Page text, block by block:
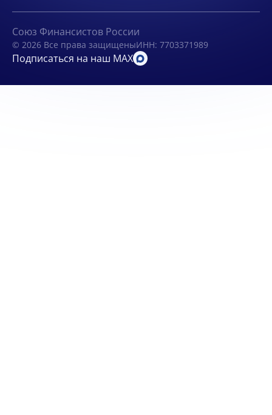
Союз Финансистов России
© 2026 Все права защищеныИНН: 7703371989
Подписаться на наш MAX